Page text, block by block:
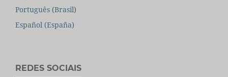
Português (Brasil)
Español (España)
REDES SOCIAIS